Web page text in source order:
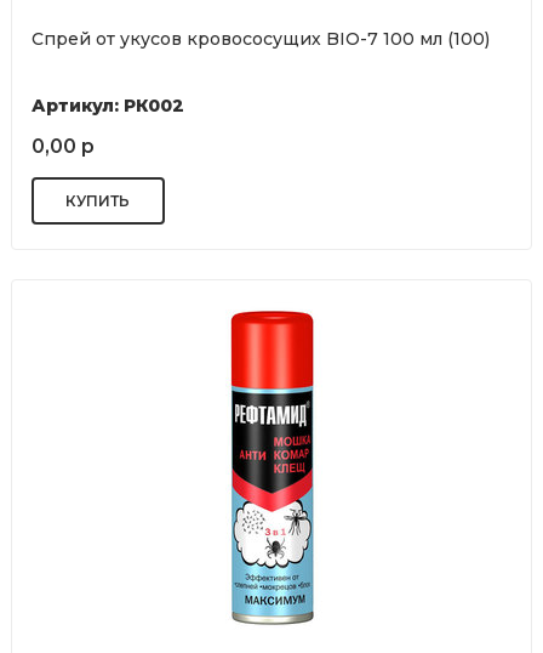
Спрей от укусов кровососущих BIO-7 100 мл (100)
Артикул: РК002
0,00 р